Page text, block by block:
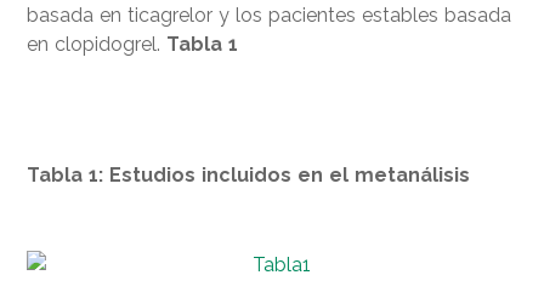
basada en ticagrelor y los pacientes estables basada
en clopidogrel. Tabla 1
Tabla 1: Estudios incluidos en el metanálisis